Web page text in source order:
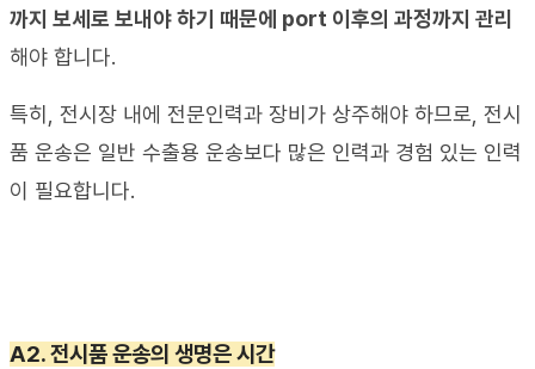
까지 보세로 보내야 하기 때문에 port 이후의 과정까지 관리
해야 합니다.
특히 전시장 내에 전문인력과 장비가 상주해야 하므로 전시
품 운송은 일반 수출용 운송보다 많은 인력과 경험 있는 인력
이 필요합니다.
A2. 전시품 운송의 생명은 시간